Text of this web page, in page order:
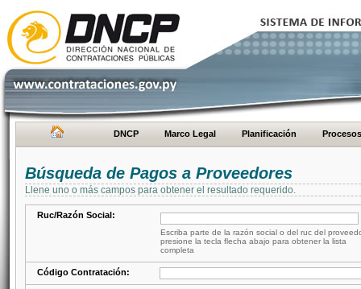
DNCP Marco Legal Planificación Procesos
Búsqueda de Pagos a Proveedores
Llene uno o más campos para obtener el resultado requerido.
Ruc/Razón Social:
Escriba parte de la razón social o del ruc del
presione la tecla flecha abajo para obtener la lista
completa
Código Contratación: